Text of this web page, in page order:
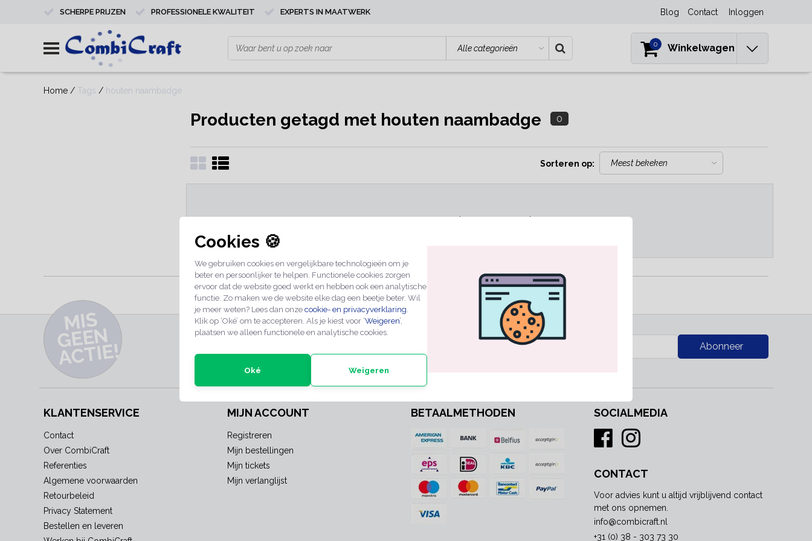
Cookies 🍪
We gebruiken cookies en vergelijkbare technologieën om je
beter en persoonlijker te helpen. Functionele cookies zorgen
ervoor dat de website goed werkt en hebben ook een analytische
functie. Zo maken we de website elke dag een beetje beter. Wil
je meer weten? Lees dan onze cookie- en privacyverklaring.
Klik op ‘Oké’ om te accepteren. Als je kiest voor ‘Weigeren’,
plaatsen we alleen functionele en analytische cookies.
Oké Weigeren
SCHERPE PRIJZEN PROFESSIONELE KWALITEIT EXPERTS IN MAATWERK Blog Contact Inloggen
0 Winkelwagen
Home / Tags / houten naambadge
Producten getagd met houten naambadge 0
Sorteren op:
Geen producten gevonden!...
SCHERPE PRIJZEN PROFESSIONELE KWALITEIT EXPERTS IN MAATWERK
MI
S
G
E
E
N
A
C
TI
E!
INSCHRIJVEN NIEUWSBRIEF
Abonneer
KLANTENSERVICE
Contact
Over CombiCraft
Referenties
Algemene voorwaarden
Retourbeleid
Privacy Statement
Bestellen en leveren
MIJN ACCOUNT
Registreren
Mijn bestellingen
Mijn tickets
Mijn verlanglijst
BETAALMETHODEN SOCIALMEDIA
CONTACT
Voor advies kunt u altijd vrijblijvend contact
met ons opnemen.
info@combicraft.nl
+31 (0) 38 - 303 73 30